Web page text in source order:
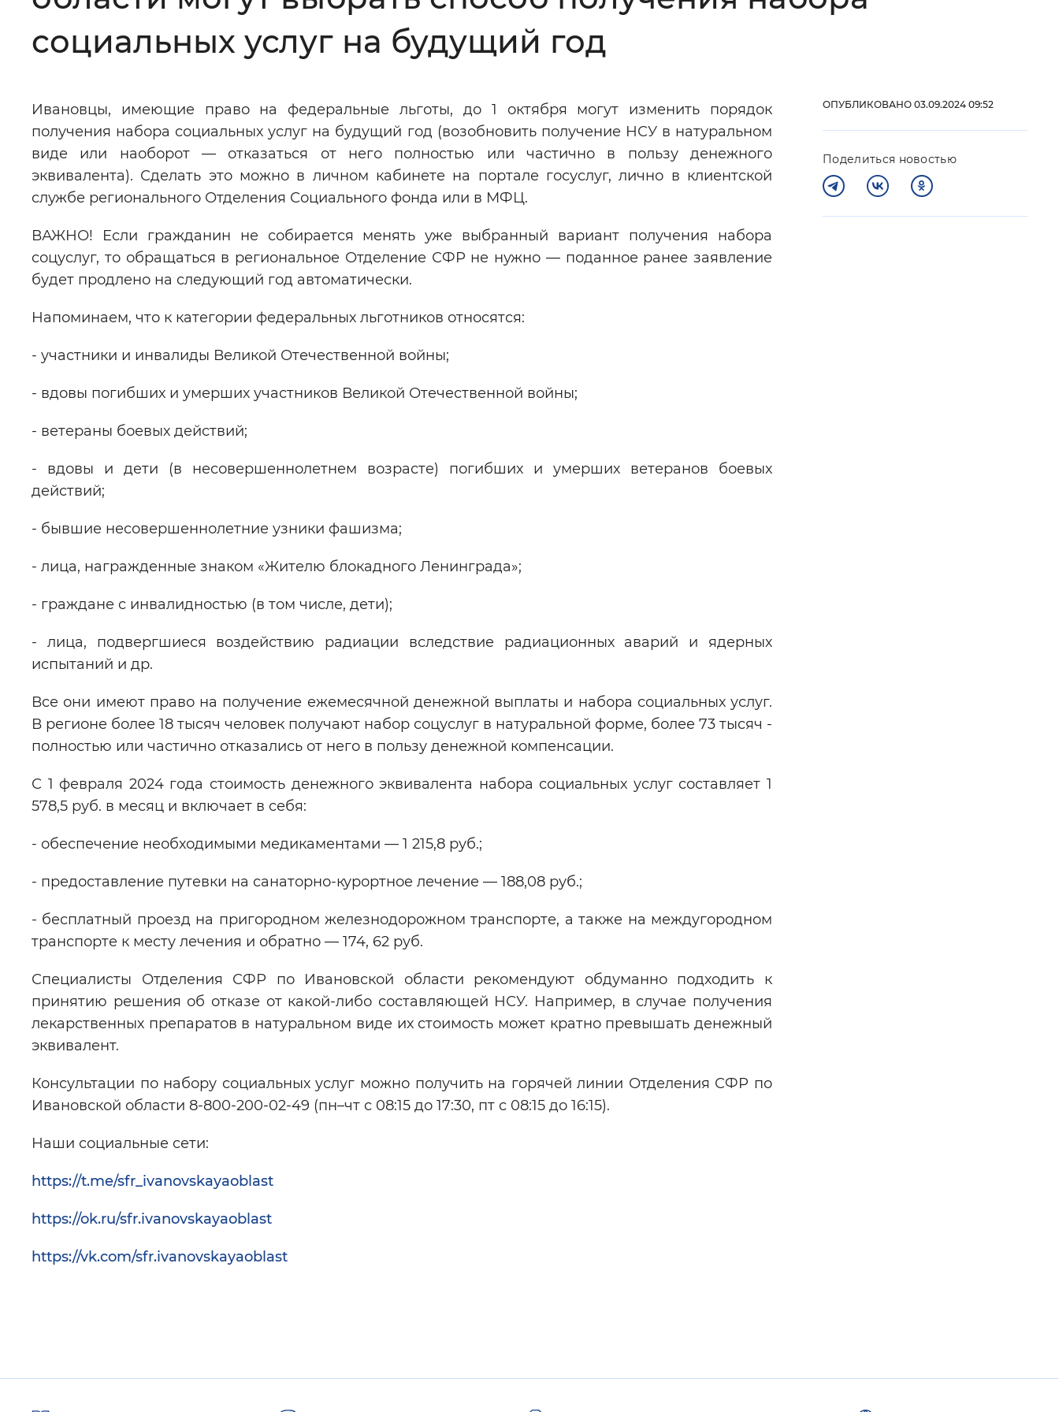
Инверсивный монохромный
Звуковой ассистент: Воспроизвести Остановить Повторить
Вернуть стандартные настройки
социальных услуг на будущий год
Ивановцы, имеющие право на федеральные льготы, до 1 октября могут изменить порядок
получения набора социальных услуг на будущий год (возобновить получение НСУ в натуральном
виде или наоборот — отказаться от него полностью или частично в пользу денежного
эквивалента). Сделать это можно в личном кабинете на портале госуслуг, лично в клиентской
службе регионального Отделения Социального фонда или в МФЦ.
ВАЖНО! Если гражданин не собирается менять уже выбранный вариант получения набора
соцуслуг, то обращаться в региональное Отделение СФР не нужно — поданное ранее заявление
будет продлено на следующий год автоматически.
Напоминаем, что к категории федеральных льготников относятся:
- участники и инвалиды Великой Отечественной войны;
- вдовы погибших и умерших участников Великой Отечественной войны;
- ветераны боевых действий;
- вдовы и дети (в несовершеннолетнем возрасте) погибших и умерших ветеранов боевых
действий;
- бывшие несовершеннолетние узники фашизма;
- лица, награжденные знаком «Жителю блокадного Ленинграда»;
- граждане с инвалидностью (в том числе, дети);
- лица, подвергшиеся воздействию радиации вследствие радиационных аварий и ядерных
испытаний и др.
Все они имеют право на получение ежемесячной денежной выплаты и набора социальных услуг.
В регионе более 18 тысяч человек получают набор соцуслуг в натуральной форме, более 73 тысяч -
полностью или частично отказались от него в пользу денежной компенсации.
С 1 февраля 2024 года стоимость денежного эквивалента набора социальных услуг составляет 1
578,5 руб. в месяц и включает в себя:
- обеспечение необходимыми медикаментами — 1 215,8 руб.;
- предоставление путевки на санаторно-курортное лечение — 188,08 руб.;
- бесплатный проезд на пригородном железнодорожном транспорте, а также на междугородном
транспорте к месту лечения и обратно — 174, 62 руб.
Специалисты Отделения СФР по Ивановской области рекомендуют обдуманно подходить к
принятию решения об отказе от какой-либо составляющей НСУ. Например, в случае получения
лекарственных препаратов в натуральном виде их стоимость может кратно превышать денежный
эквивалент.
Консультации по набору социальных услуг можно получить на горячей линии Отделения СФР по
Ивановской области 8-800-200-02-49 (пн–чт с 08:15 до 17:30, пт с 08:15 до 16:15).
Наши социальные сети:
https://t.me/sfr_ivanovskayaoblast
https://ok.ru/sfr.ivanovskayaoblast
https://vk.com/sfr.ivanovskayaoblast
ОПУБЛИКОВАНО 03.09.2024 09:52
Поделиться новостью